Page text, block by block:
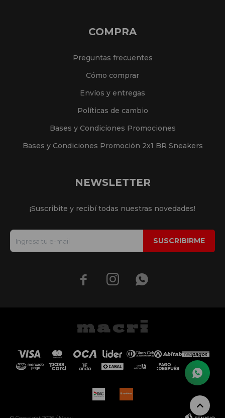
COMPRA
Preguntas frecuentes
Cómo comprar
Envíos y entregas
Políticas de cambio
Bases y Condiciones Promociones
Bases y Condiciones Promoción 2x1 BR Sneakers
NEWSLETTER
¡Suscribite y recibí todas nuestras novedades!
SUSCRIBIRME
  